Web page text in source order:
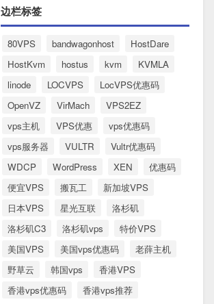
边栏标签
80VPS bandwagonhost
HostDare
HostKvm
hostus kvm
KVMLA
linode
LOCVPS
LocVPS优惠码
OpenVZ
VirMach
VPS2EZ
vps主机
VPS优惠
vps优惠码
vps服务器
VULTR
Vultr优惠码
WDCP
WordPress XEN
优惠码
便宜VPS
搬瓦工
新加坡VPS
日本VPS
星光互联
洛杉矶
洛杉矶C3
洛杉矶vps
特价VPS
美国VPS
美国vps优惠码
老薛主机
野草云
韩国vps
香港VPS
香港vps优惠码
香港vps推荐